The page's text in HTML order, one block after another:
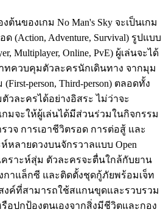
ต้นของเกม No Man's Sky จะเป็นเกม
(Action, Adventure, Survival) รูปแบบ
Multiplayer, Online, PvE) ผู้เล่นจะได้
ทควบคุมตัวละครนักเดินทาง จากมุม
person, Third-person) ตลอดทั้ง
วละครได้อย่างอิสระ ไม่ว่าจะ
กมจะให้ผู้เล่นได้มีส่วนร่วมในกิจกรรม
วจ การเอาชีวิตรอด การต่อสู้ และ
หลายดวงบนจักรวาลแบบ Open
คราะห์สุ่ม ตัวละครจะตื่นใกล้กับยาน
าแล็กซี และติดตั้งชุดกู้ภัยพร้อมเจ็ท
งค์ที่สามารถใช้สแกนขุดและรวบรวม
อปกป้องตนเองจากสิ่งมีชีวิตและกอง